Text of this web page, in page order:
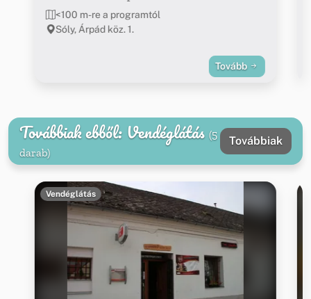
<100 m-re a programtól
Sóly, Árpád köz. 1.
Tovább
Továbbiak ebből: Vendéglátás (5
darab)
Továbbiak
Vendéglátás